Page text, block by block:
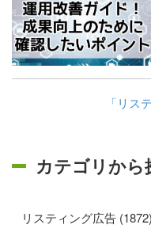
「リス
カテゴリから
リスティング広告 (1872)